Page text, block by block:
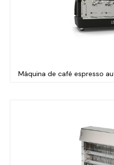
Máquina de café espresso